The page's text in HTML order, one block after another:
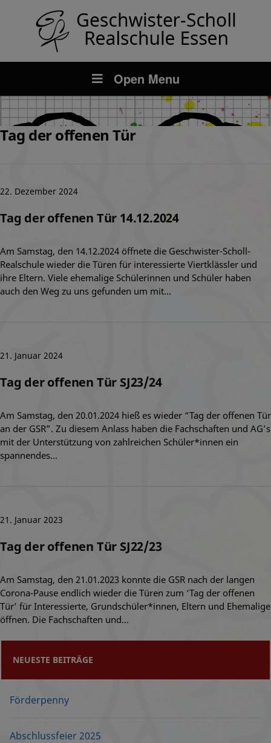
Open Menu
NEUESTE BEITRÄGE
Förderpenny
Abschlussfeier 2025
Tag der offenen Tür
22. Dezember 2024
Tag der offenen Tür 14.12.2024
Am Samstag, den 14.12.2024 öffnete die Geschwister-Scholl-
Realschule wieder die Türen für interessierte Viertklässler und
ihre Eltern. Viele ehemalige Schülerinnen und Schüler haben
auch den Weg zu uns gefunden um mit…
21. Januar 2024
Tag der offenen Tür SJ23/24
Am Samstag, den 20.01.2024 hieß es wieder “Tag der offenen Tür
an der GSR”. Zu diesem Anlass haben die Fachschaften und AG’s
mit der Unterstützung von zahlreichen Schüler*innen ein
spannendes…
21. Januar 2023
Tag der offenen Tür SJ22/23
Am Samstag, den 21.01.2023 konnte die GSR nach der langen
Corona-Pause endlich wieder die Türen zum ‘Tag der offenen
Tür’ für Interessierte, Grundschüler*innen, Eltern und Ehemalige
öffnen. Die Fachschaften und…